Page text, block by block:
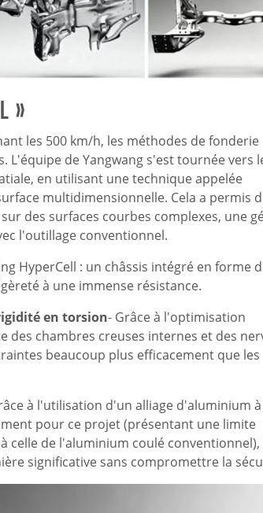
»
les 500 km/h, les méthodes de fonderie
L'équipe de Yangwang s'est tournée vers
en utilisant une technique appelée
multidimensionnelle. Cela a permis
des surfaces courbes complexes, une
l'outillage conventionnel.
HyperCell : un châssis intégré en forme
à une immense résistance.
en torsion- Grâce à l'optimisation
des chambres creuses internes et des
beaucoup plus efficacement que les
à l'utilisation d'un alliage d'aluminium
pour ce projet (présentant une limite
celle de l'aluminium coulé conventionnel),
significative sans compromettre la